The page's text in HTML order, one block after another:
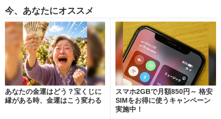
今、あなたにオススメ
あなたの金運はどう？宝くじに
縁がある時、金運はこう変わる
スマホ2GBで月額850円～ 格安
SIMをお得に使うキャンペーン
実施中！